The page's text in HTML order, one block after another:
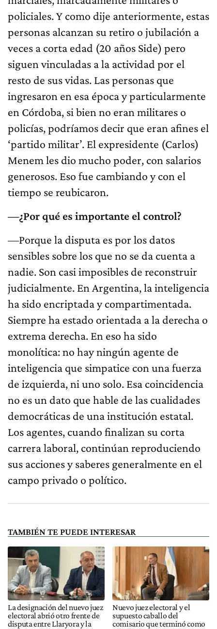
policiales. Y como dije anteriormente, estas
personas alcanzan su retiro o jubilación a
veces a corta edad (20 años Side) pero
siguen vinculadas a la actividad por el
resto de sus vidas. Las personas que
ingresaron en esa época y particularmente
en Córdoba, si bien no eran militares o
policías, podríamos decir que eran afines el
‘partido militar’. El expresidente (Carlos)
Menem les dio mucho poder, con salarios
generosos. Eso fue cambiando y con el
tiempo se reubicaron.
—¿Por qué es importante el control?
—Porque la disputa es por los datos
sensibles sobre los que no se da cuenta a
nadie. Son casi imposibles de reconstruir
judicialmente. En Argentina, la inteligencia
ha sido encriptada y compartimentada.
Siempre ha estado orientada a la derecha o
extrema derecha. En eso ha sido
monolítica: no hay ningún agente de
inteligencia que simpatice con una fuerza
de izquierda, ni uno solo. Esa coincidencia
no es un dato que hable de las cualidades
democráticas de una institución estatal.
Los agentes, cuando finalizan su corta
carrera laboral, continúan reproduciendo
sus acciones y saberes generalmente en el
campo privado o político.
TAMBIÉN TE PUEDE INTERESAR
La designación del nuevo juez
electoral abrió otro frente de
disputa entre Llaryora y la
Nuevo juez electoral y el
supuesto caballo del
comisario que terminó como